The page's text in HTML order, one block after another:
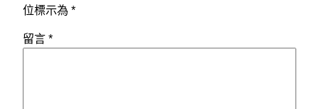
位標示為 *
留言 *